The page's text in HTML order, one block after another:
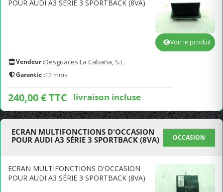
POUR AUDI A3 SÉRIE 3 SPORTBACK (8VA)
Vendeur :Desguaces La Cabaña, S.L.
Garantie :12 mois
240,00 € TTC livraison incluse
Voir le produit
ECRAN MULTIFONCTIONS D'OCCASION
POUR AUDI A3 SÉRIE 3 SPORTBACK (8VA)
OCCASION
ECRAN MULTIFONCTIONS D'OCCASION
POUR AUDI A3 SÉRIE 3 SPORTBACK (8VA)